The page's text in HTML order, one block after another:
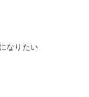
なりたい